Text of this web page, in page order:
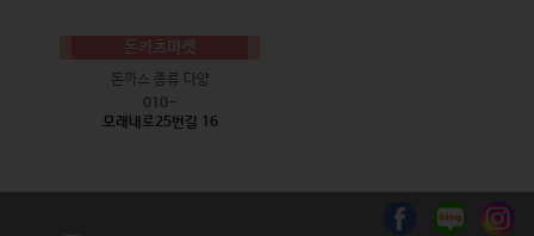
돈카츠마켓
돈까스 종류 다양
010-
모래내로25번길 16